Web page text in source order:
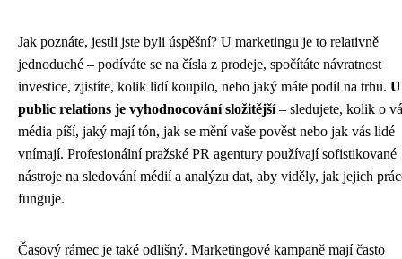
Jak poznáte, jestli jste byli úspěšní? U marketingu je to relativně
jednoduché – podíváte se na čísla z prodeje, spočítáte návratnost
investice, zjistíte, kolik lidí koupilo, nebo jaký máte podíl na trhu. U
public relations je vyhodnocování složitější– sledujete, kolik o
média píší, jaký mají tón, jak se mění vaše pověst nebo jak vás lidé
vnímají. Profesionální pražské PR agentury používají sofistikované
nástroje na sledování médií a analýzu dat, aby viděly, jak jejich
funguje.
Časový rámec je také odlišný. Marketingové kampaně mají často